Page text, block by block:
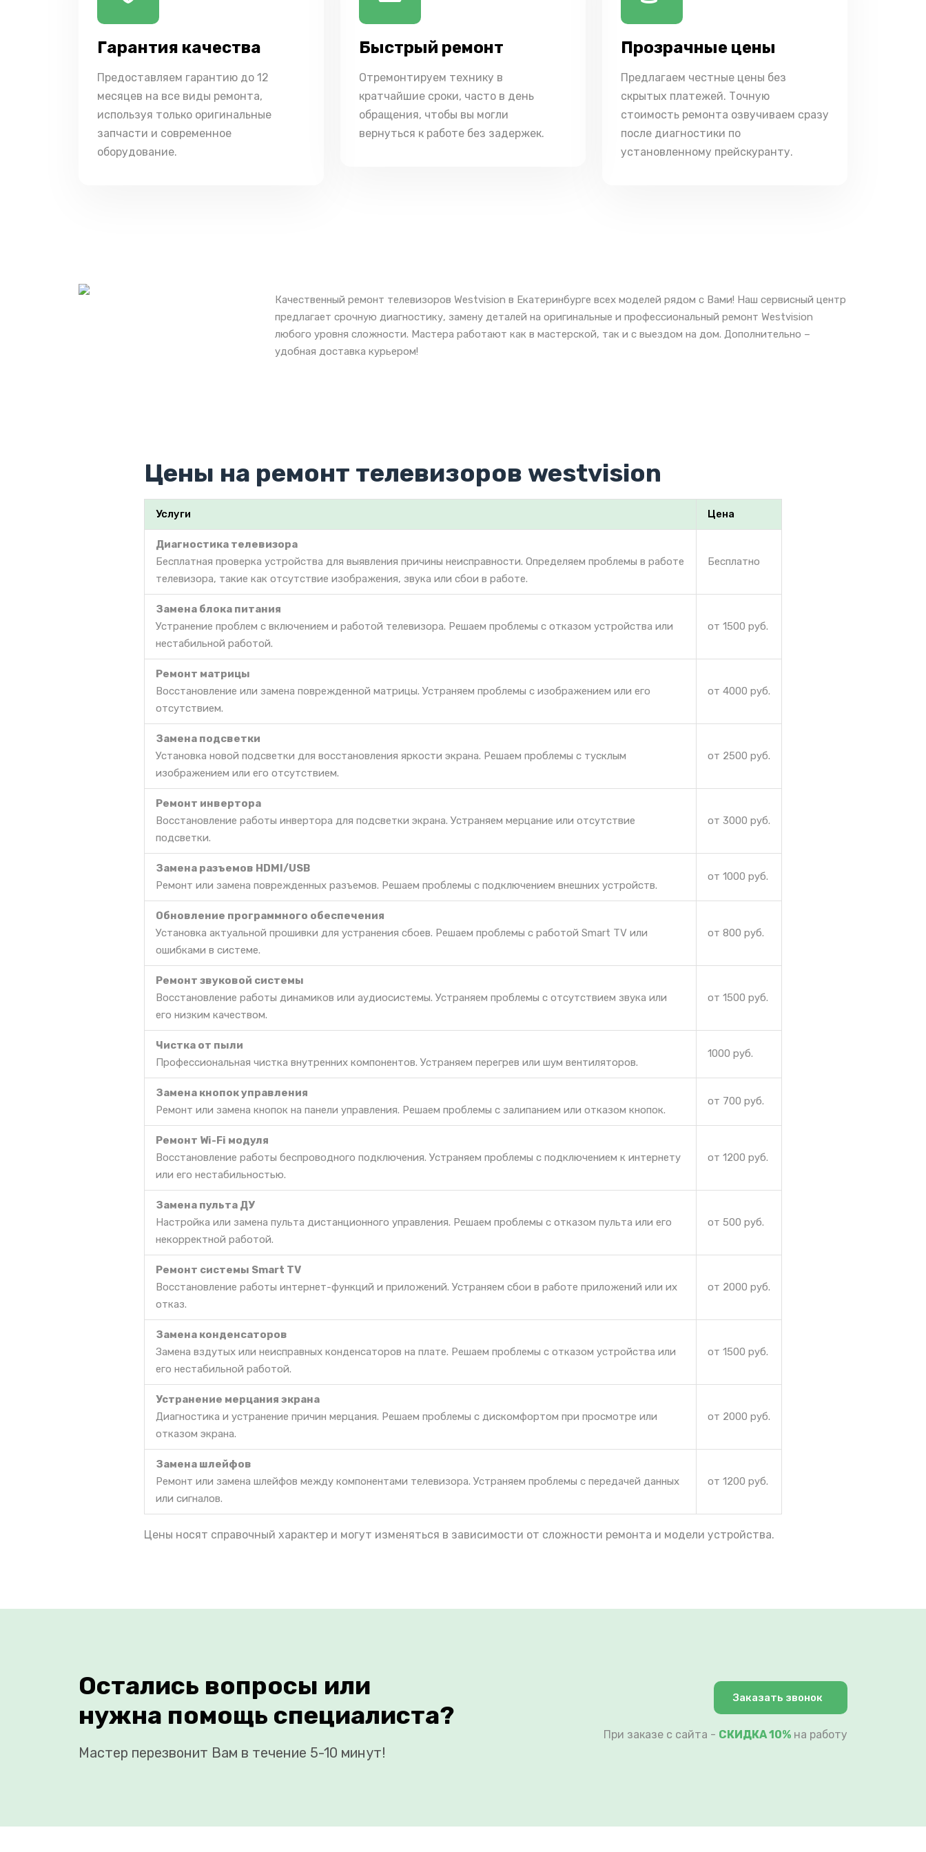
Гарантия качества
Предоставляем гарантию до 12
месяцев на все виды ремонта,
используя только оригинальные
запчасти и современное
оборудование.
Быстрый ремонт
Отремонтируем технику в
кратчайшие сроки, часто в день
обращения, чтобы вы могли
вернуться к работе без задержек.
Прозрачные цены
Предлагаем честные цены без
скрытых платежей. Точную
стоимость ремонта озвучиваем сразу
после диагностики по
установленному прейскуранту.
Качественный ремонт телевизоров Westvision в Екатеринбурге всех моделей рядом с Вами! Наш сервисный центр
предлагает срочную диагностику, замену деталей на оригинальные и профессиональный ремонт Westvision
любого уровня сложности. Мастера работают как в мастерской, так и с выездом на дом. Дополнительно –
удобная доставка курьером!
Цены на ремонт телевизоров westvision
Услуги Цена
Диагностика телевизора
Бесплатная проверка устройства для выявления причины неисправности. Определяем проблемы в работе
телевизора, такие как отсутствие изображения, звука или сбои в работе.
Бесплатно
Замена блока питания
Устранение проблем с включением и работой телевизора. Решаем проблемы с отказом устройства или
нестабильной работой.
от 1500 руб.
Ремонт матрицы
Восстановление или замена поврежденной матрицы. Устраняем проблемы с изображением или его
отсутствием.
от 4000 руб.
Замена подсветки
Установка новой подсветки для восстановления яркости экрана. Решаем проблемы с тусклым
изображением или его отсутствием.
от 2500 руб.
Ремонт инвертора
Восстановление работы инвертора для подсветки экрана. Устраняем мерцание или отсутствие
подсветки.
от 3000 руб.
Замена разъемов HDMI/USB
Ремонт или замена поврежденных разъемов. Решаем проблемы с подключением внешних устройств.
от 1000 руб.
Обновление программного обеспечения
Установка актуальной прошивки для устранения сбоев. Решаем проблемы с работой Smart TV или
ошибками в системе.
от 800 руб.
Ремонт звуковой системы
Восстановление работы динамиков или аудиосистемы. Устраняем проблемы с отсутствием звука или
его низким качеством.
от 1500 руб.
Чистка от пыли
Профессиональная чистка внутренних компонентов. Устраняем перегрев или шум вентиляторов.
1000 руб.
Замена кнопок управления
Ремонт или замена кнопок на панели управления. Решаем проблемы с залипанием или отказом кнопок.
от 700 руб.
Ремонт Wi-Fi модуля
Восстановление работы беспроводного подключения. Устраняем проблемы с подключением к интернету
или его нестабильностью.
от 1200 руб.
Замена пульта ДУ
Настройка или замена пульта дистанционного управления. Решаем проблемы с отказом пульта или его
некорректной работой.
от 500 руб.
Ремонт системы Smart TV
Восстановление работы интернет-функций и приложений. Устраняем сбои в работе приложений или их
отказ.
от 2000 руб.
Замена конденсаторов
Замена вздутых или неисправных конденсаторов на плате. Решаем проблемы с отказом устройства или
его нестабильной работой.
от 1500 руб.
Устранение мерцания экрана
Диагностика и устранение причин мерцания. Решаем проблемы с дискомфортом при просмотре или
отказом экрана.
от 2000 руб.
Замена шлейфов
Ремонт или замена шлейфов между компонентами телевизора. Устраняем проблемы с передачей данных
или сигналов.
от 1200 руб.
Цены носят справочный характер и могут изменяться в зависимости от сложности ремонта и модели устройства.
Остались вопросы или
нужна помощь специалиста?
Мастер перезвонит Вам в течение 5-10 минут!
Заказать звонок
При заказе с сайта - СКИДКА 10% на работу